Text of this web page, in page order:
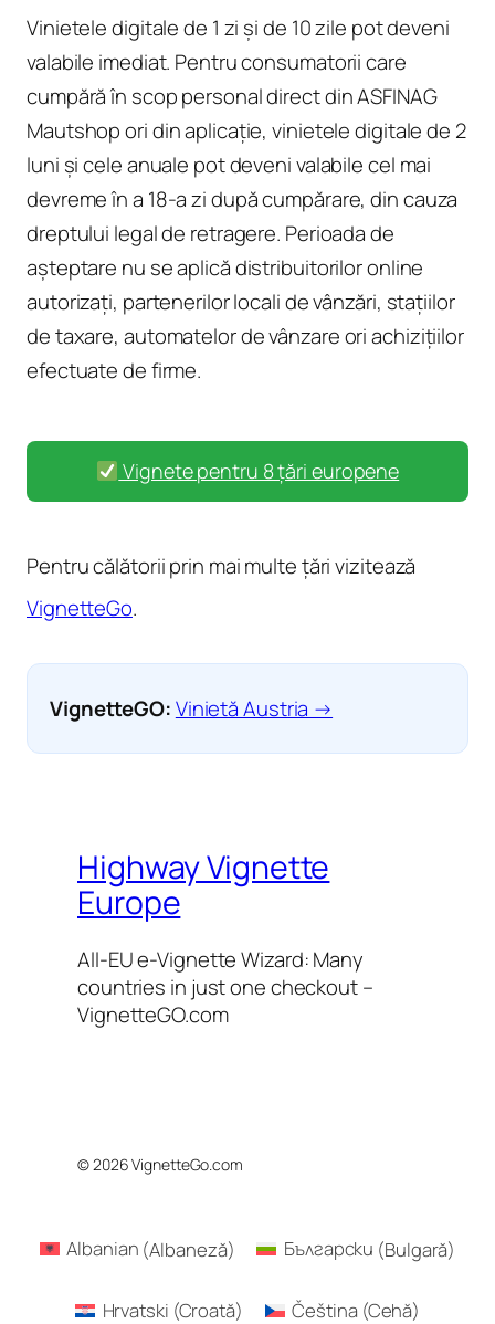
Vinietele digitale de 1 zi și de 10 zile pot deveni
valabile imediat. Pentru consumatorii care
cumpără în scop personal direct din ASFINAG
Mautshop ori din aplicație, vinietele digitale de 2
luni și cele anuale pot deveni valabile cel mai
devreme în a 18-a zi după cumpărare, din cauza
dreptului legal de retragere. Perioada de
așteptare nu se aplică distribuitorilor online
autorizați, partenerilor locali de vânzări, stațiilor
de taxare, automatelor de vânzare ori achizițiilor
efectuate de firme.
Vignete pentru 8 țări europene
Pentru călătorii prin mai multe țări vizitează
VignetteGo.
VignetteGO:Vinietă Austria →
Highway Vignette
Europe
All-EU e-Vignette Wizard: Many
countries in just one checkout –
VignetteGO.com
© 2026 VignetteGo.com
Albanian (Albaneză) Български (Bulgară)
Hrvatski (Croată) Čeština(Cehă)